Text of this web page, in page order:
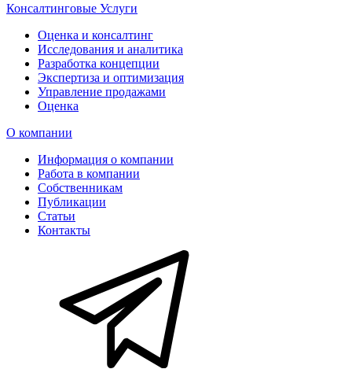
Консалтинговые Услуги
Оценка и консалтинг
Исследования и аналитика
Разработка концепции
Экспертиза и оптимизация
Управление продажами
Оценка
О компании
Информация о компании
Работа в компании
Собственникам
Публикации
Статьи
Контакты